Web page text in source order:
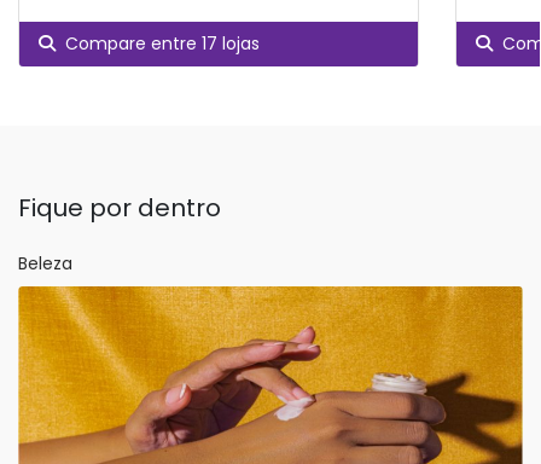
Compare entre 17 lojas
Fique por dentro
Beleza